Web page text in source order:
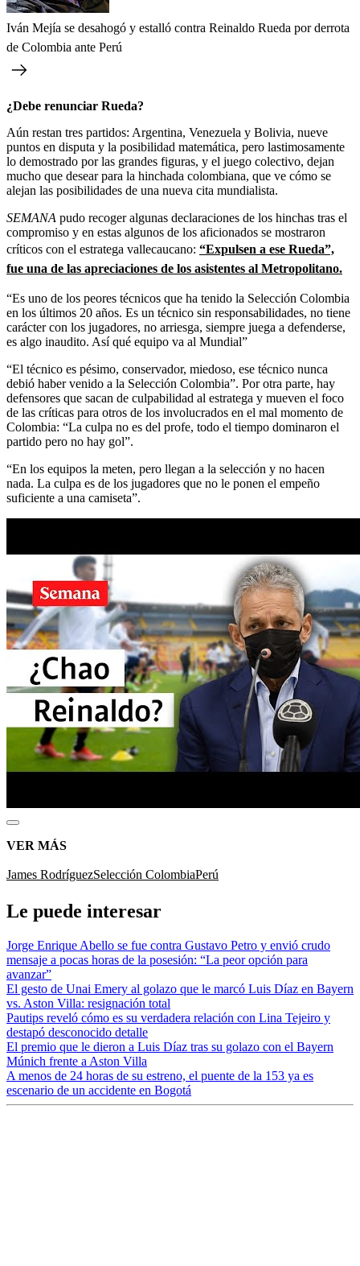
Iván Mejía se desahogó y estalló contra Reinaldo Rueda por derrota
de Colombia ante Perú
¿Debe renunciar Rueda?
Aún restan tres partidos: Argentina, Venezuela y Bolivia, nueve
puntos en disputa y la posibilidad matemática, pero lastimosamente
lo demostrado por las grandes figuras, y el juego colectivo, dejan
mucho que desear para la hinchada colombiana, que ve cómo se
alejan las posibilidades de una nueva cita mundialista.
SEMANA pudo recoger algunas declaraciones de los hinchas tras el
compromiso y en estas algunos de los aficionados se mostraron
críticos con el estratega vallecaucano: “Expulsen a ese Rueda”,
fue una de las apreciaciones de los asistentes al Metropolitano.
“Es uno de los peores técnicos que ha tenido la Selección Colombia
en los últimos 20 años. Es un técnico sin responsabilidades, no tiene
carácter con los jugadores, no arriesga, siempre juega a defenderse,
es algo inaudito. Así qué equipo va al Mundial”
“El técnico es pésimo, conservador, miedoso, ese técnico nunca
debió haber venido a la Selección Colombia”. Por otra parte, hay
defensores que sacan de culpabilidad al estratega y mueven el foco
de las críticas para otros de los involucrados en el mal momento de
Colombia: “La culpa no es del profe, todo el tiempo dominaron el
partido pero no hay gol”.
“En los equipos la meten, pero llegan a la selección y no hacen
nada. La culpa es de los jugadores que no le ponen el empeño
suficiente a una camiseta”.
VER MÁS
James RodríguezSelección ColombiaPerú
Le puede interesar
Jorge Enrique Abello se fue contra Gustavo Petro y envió crudo
mensaje a pocas horas de la posesión: “La peor opción para
avanzar”
El gesto de Unai Emery al golazo que le marcó Luis Díaz en Bayern
vs. Aston Villa: resignación total
Pautips reveló cómo es su verdadera relación con Lina Tejeiro y
destapó desconocido detalle
El premio que le dieron a Luis Díaz tras su golazo con el Bayern
Múnich frente a Aston Villa
A menos de 24 horas de su estreno, el puente de la 153 ya es
escenario de un accidente en Bogotá